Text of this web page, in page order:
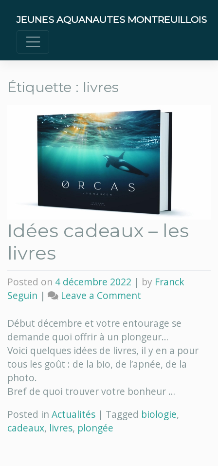
content
JEUNES AQUANAUTES MONTREUILLOIS
Étiquette : livres
Idées cadeaux – les
livres
Posted on 4 décembre 2022 | by Franck
Seguin | Leave a Comment
cadeaux
–
les
livres
Début décembre et votre entourage se
demande quoi offrir à un plongeur…
Voici quelques idées de livres, il y en a pour
tous les goût : de la bio, de l’apnée, de la
photo.
Bref de quoi trouver votre bonheur …
Posted in Actualités | Tagged biologie,
cadeaux, livres, plongée